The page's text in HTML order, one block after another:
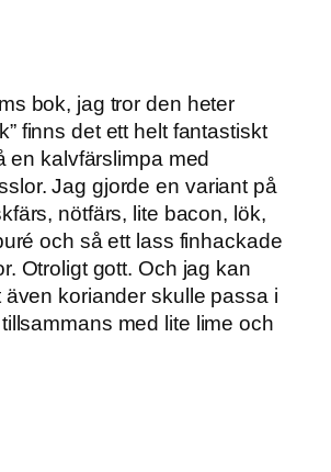
bok, jag tror den heter
finns det ett helt fantastiskt
en kalvfärslimpa med
Jag gjorde en variant på
nötfärs, lite bacon, lök,
och så ett lass finhackade
Otroligt gott. Och jag kan
även koriander skulle passa i
med lite lime och